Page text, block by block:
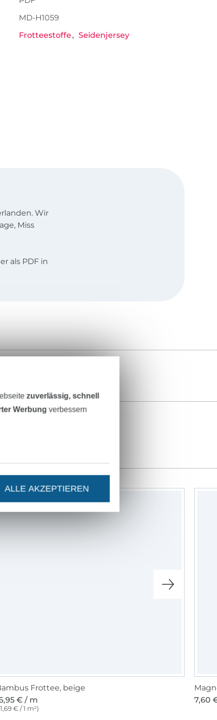
MD-H1059
Frotteestoffe
Seidenjersey
Wir
Miss
als PDF in
Frottee, beige
€ / m
€ / 1 m²)
7,60
zuverlässig, schnell
Werbung verbessern
ALLE AKZEPTIEREN